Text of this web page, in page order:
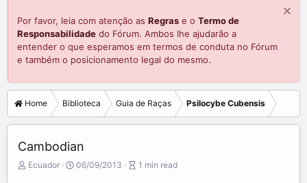
Por favor, leia com atenção as Regras e o Termo de
Responsabilidade do Fórum. Ambos lhe ajudarão a
entender o que esperamos em termos de conduta no Fórum
e também o posicionamento legal do mesmo.
Home Biblioteca Guia de Raças Psilocybe Cubensis
Cambodian
A
Ecuador
P
06/09/2013
A1 min read